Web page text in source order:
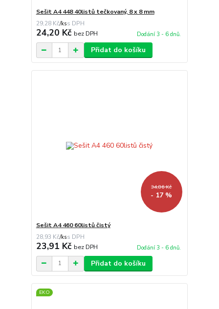
Sešit A4 448 40listů tečkovaný, 8 x 8 mm
29,28 Kč/ks
24,20 Kč bez DPH Dodání 3 - 6 dnů.
Přidat do košíku
34,86 Kč
- 17 %
Sešit A4 460 60listů čistý
28,93 Kč/ks
23,91 Kč bez DPH Dodání 3 - 6 dnů.
Přidat do košíku
EKO